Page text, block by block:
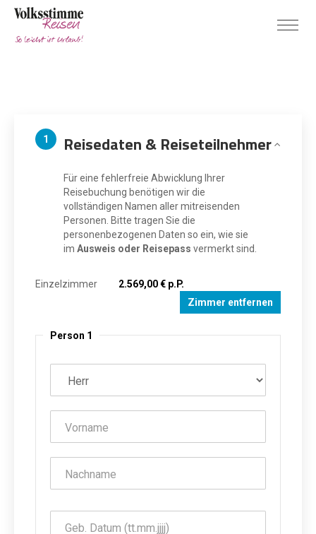
1 Reisedaten & Reiseteilnehmer
Für eine fehlerfreie Abwicklung Ihrer
Reisebuchung benötigen wir die
vollständigen Namen aller mitreisenden
Personen. Bitte tragen Sie die
personenbezogenen Daten so ein, wie sie
im Ausweis oder Reisepass vermerkt sind.
Einzelzimmer
2.569,00 € p.P.
Zimmer entfernen
Person 1